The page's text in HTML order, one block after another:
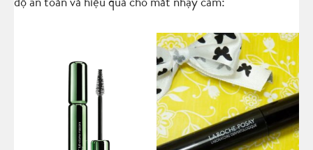
độ an toàn và hiệu quả cho mắt nhạy cảm: